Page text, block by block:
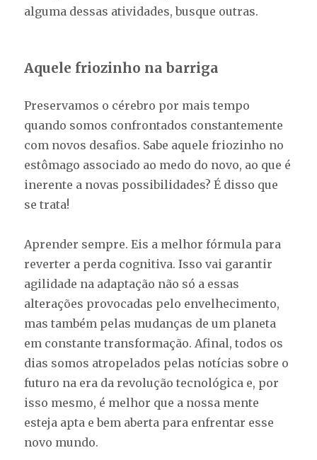
alguma dessas atividades, busque outras.
Aquele friozinho na barriga
Preservamos o cérebro por mais tempo
quando somos confrontados constantemente
com novos desafios. Sabe aquele friozinho no
estômago associado ao medo do novo, ao que é
inerente a novas possibilidades? É disso que
se trata!
Aprender sempre. Eis a melhor fórmula para
reverter a perda cognitiva. Isso vai garantir
agilidade na adaptação não só a essas
alterações provocadas pelo envelhecimento,
mas também pelas mudanças de um planeta
em constante transformação. Afinal, todos os
dias somos atropelados pelas notícias sobre o
futuro na era da revolução tecnológica e, por
isso mesmo, é melhor que a nossa mente
esteja apta e bem aberta para enfrentar esse
novo mundo.